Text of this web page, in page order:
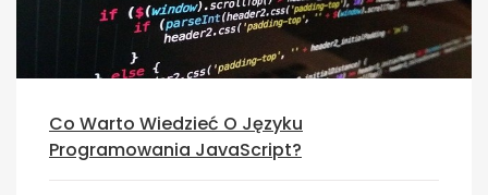
Co Warto Wiedzieć O Języku
Programowania JavaScript?